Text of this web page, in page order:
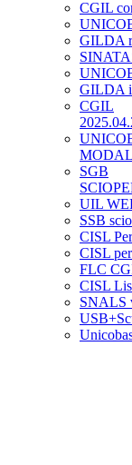
CGIL
GILDA
GILDA
CGIL
SGB
UIL
SSB
CISL
CISL
FLC
CISL
SNALS